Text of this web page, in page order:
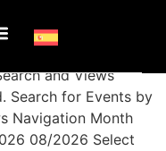
and Views
Search for Events by
Navigation Month
08/2026 Select